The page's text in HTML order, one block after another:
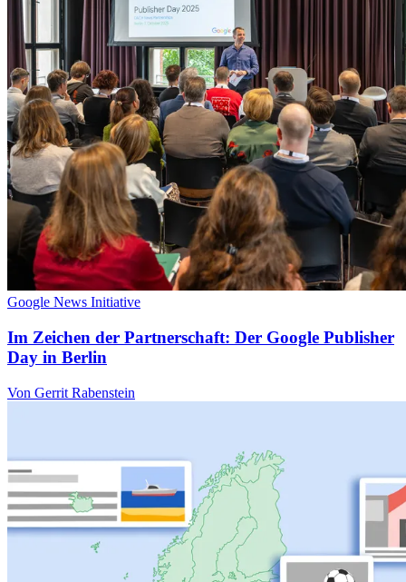
Google News Initiative
Im Zeichen der Partnerschaft: Der Google Publisher
Day in Berlin
Von Gerrit Rabenstein